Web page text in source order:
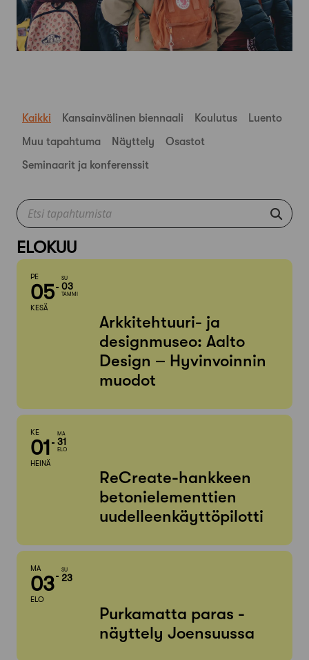
Kaikki Kansainvälinen biennaali Koulutus
Luento
Muu tapahtuma
Näyttely
Osastot
Seminaarit ja konferenssit
ELOKUU
PE
05
KESÄ
SU
03
TAMMI
Arkkitehtuuri- ja
designmuseo: Aalto
Design – Hyvinvoinnin
muodot
KE
01
HEINÄ
MA
31
ELO
ReCreate-hankkeen
betonielementtien
uudelleenkäyttöpilotti
MA
03
ELO
SU
23
Purkamatta paras -
näyttely Joensuussa